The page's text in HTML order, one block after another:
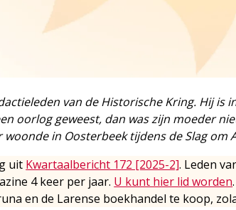
van de Historische Kring. Hij is
oorlog geweest, dan was zijn moeder
in Oosterbeek tijdens de Slag om
uit Kwartaalbericht 172 [2025-2]. Leden
4 keer per jaar. U kunt hier lid worden
en de Larense boekhandel te koop,